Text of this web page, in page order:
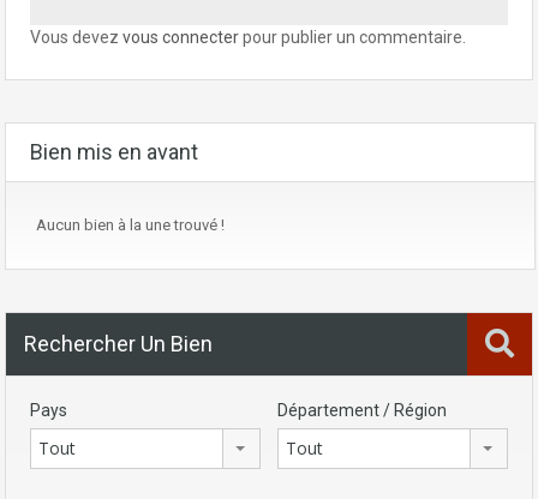
Vous devez vous connecterpour publier un commentaire.
Bien mis en avant
Aucun bien à la une trouvé !
Rechercher Un Bien
Pays
Tout
Département / Région
Tout